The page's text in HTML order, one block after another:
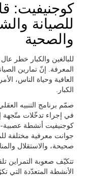
كوجنيفيت:
للصيانة
والصحية
للبالغين والكبار خطر
المعرفة. إنّ تمارين
العافية وحياة الناس،
الكبار.
صمّم برنامج التنبيه
في إجراء تدخّلات متّجهة
كوجنيفيت أنشطة عصبية-
جوانت معرفية مختلفة
صحيحة، والاستقلال
تتكيّف صعوبة التمراين
الأنشطة المتعدّدة التي